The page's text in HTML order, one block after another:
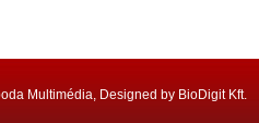
Multimédia, Designed by BioDigit Kft.